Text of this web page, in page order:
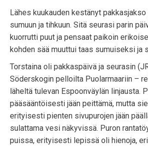
Lähes kuukauden kestänyt
sumuun ja tihkuun. Sitä seurasi parin
kuorrutti puut ja pensaat paikoin
kohden sää muuttui taas sumuiseksi ja
Torstaina oli pakkaspäivä ja seurasin
Söderskogin pelloilta Puolarmaariin –
läheltä tulevan Espoonväylän linjausta.
pääsääntöisesti jään peittämä, mutta
erityisesti pienten sivupurojen jään
sulattama vesi näkyvissä. Puron
puissa, erityisesti lepissä oli hienoja,